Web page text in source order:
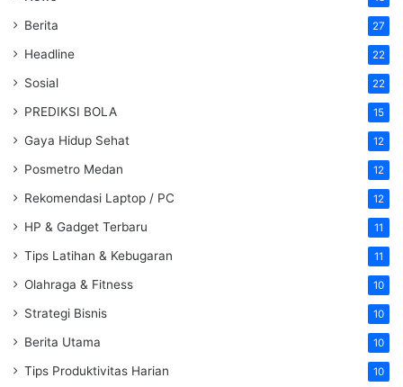
Berita 27
Headline 22
Sosial 22
PREDIKSI BOLA 15
Gaya Hidup Sehat 12
Posmetro Medan 12
Rekomendasi Laptop / PC 12
HP & Gadget Terbaru 11
Tips Latihan & Kebugaran 11
Olahraga & Fitness 10
Strategi Bisnis 10
Berita Utama 10
Tips Produktivitas Harian 10